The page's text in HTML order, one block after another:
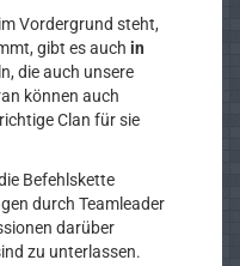
Vordergrund steht,
gibt es auch in
die auch unsere
können auch
Clan für sie
Befehlskette
durch Teamleader
darüber
zu unterlassen.